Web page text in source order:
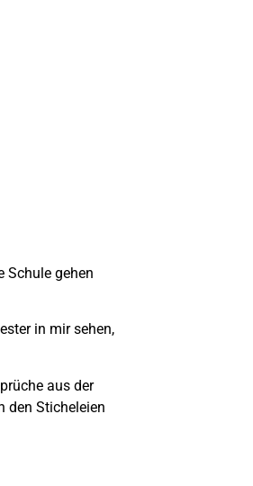
Schule gehen
in mir sehen,
aus der
den Sticheleien